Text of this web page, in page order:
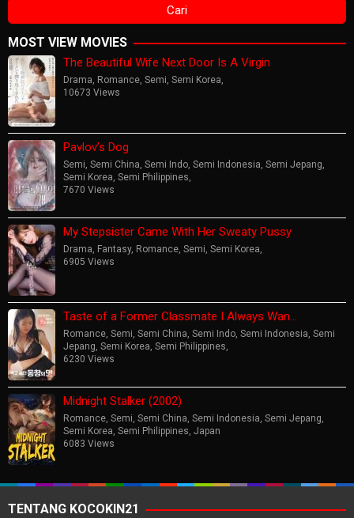
MOST VIEW MOVIES
The Beautiful Wife Next Door Is A Virgin
Drama, Romance, Semi, Semi Korea,
10673 Views
Pavlov’s Dog
Semi, Semi China, Semi Indo, Semi Indonesia, Semi Jepang,
Semi Korea, Semi Philippines,
7670 Views
My Stepsister Came With Her Sweaty Pussy
Drama, Fantasy, Romance, Semi, Semi Korea,
6905 Views
Taste of a Former Classmate I Always Wan…
Romance, Semi, Semi China, Semi Indo, Semi Indonesia, Semi
Jepang, Semi Korea, Semi Philippines,
6230 Views
Midnight Stalker (2002)
Romance, Semi, Semi China, Semi Indonesia, Semi Jepang,
Semi Korea, Semi Philippines, Japan
6083 Views
TENTANG KOCOKIN21